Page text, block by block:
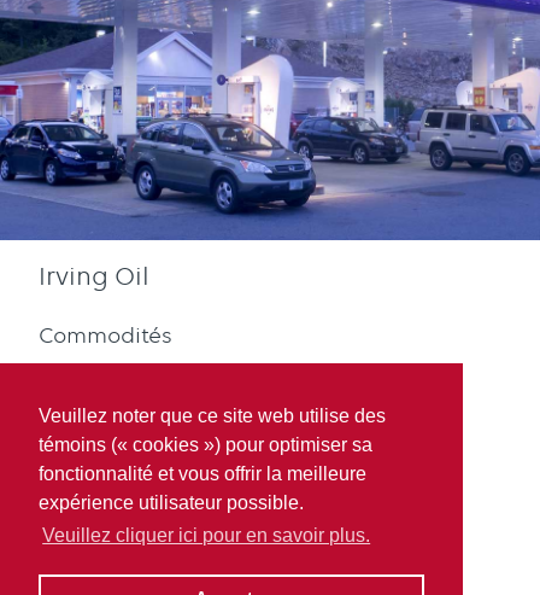
Veuillez noter que ce site web utilise des
témoins (« cookies ») pour optimiser sa
fonctionnalité et vous offrir la meilleure
expérience utilisateur possible.
Veuillez cliquer ici pour en savoir plus.
Irving Oil
Commodités